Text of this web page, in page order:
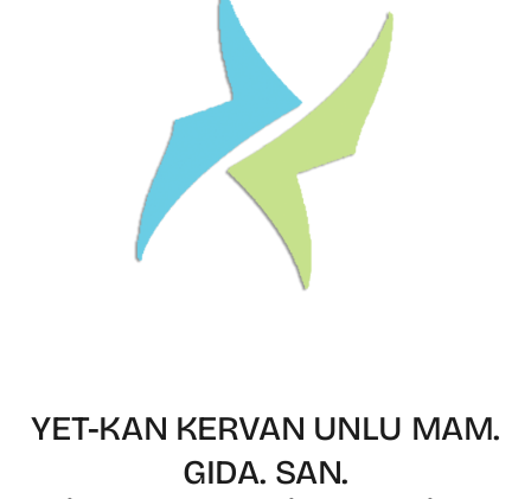
YET-KAN KERVAN UNLU MAM.
GIDA. SAN.